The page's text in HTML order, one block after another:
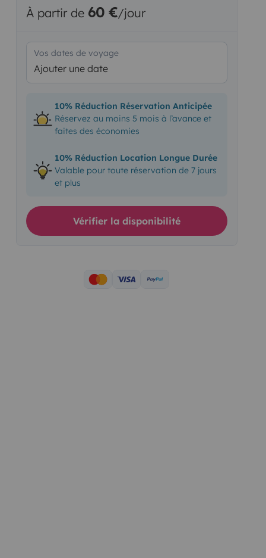
À partir de 60 €/jour
Vos dates de voyage
Ajouter une date
10% Réduction Réservation Anticipée
Réservez au moins 5 mois à l’avance et
faites des économies
10% Réduction Location Longue Durée
Valable pour toute réservation de 7 jours
et plus
Vérifier la disponibilité